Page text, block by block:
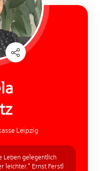
Leipzig
Leben gelegentlich
leichter." Ernst Ferstl